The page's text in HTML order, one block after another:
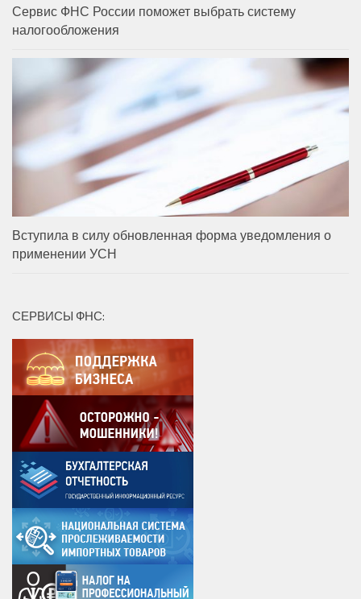
Сервис ФНС России поможет выбрать систему
налогообложения
Вступила в силу обновленная форма уведомления о
применении УСН
СЕРВИСЫ ФНС: